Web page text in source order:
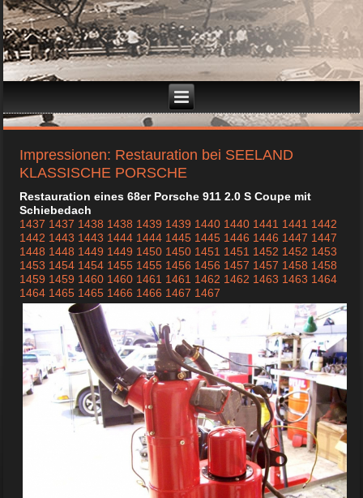
Impressionen: Restauration bei SEELAND
KLASSISCHE PORSCHE
Restauration eines 68er Porsche 911 2.0 S Coupe mit
Schiebedach
1437 1437 1438 1438 1439 1439 1440 1440 1441 1441 1442
1442 1443 1443 1444 1444 1445 1445 1446 1446 1447 1447
1448 1448 1449 1449 1450 1450 1451 1451 1452 1452 1453
1453 1454 1454 1455 1455 1456 1456 1457 1457 1458 1458
1459 1459 1460 1460 1461 1461 1462 1462 1463 1463 1464
1464 1465 1465 1466 1466 1467 1467